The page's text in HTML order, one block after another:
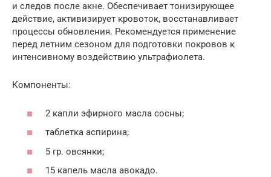
и следов после акне. Обеспечивает тонизирующее
действие, активизирует кровоток, восстанавливает
процессы обновления. Рекомендуется применение
перед летним сезоном для подготовки покровов к
интенсивному воздействию ультрафиолета.
Компоненты:
2 капли эфирного масла сосны;
таблетка аспирина;
5 гр. овсянки;
15 капель масла авокадо.